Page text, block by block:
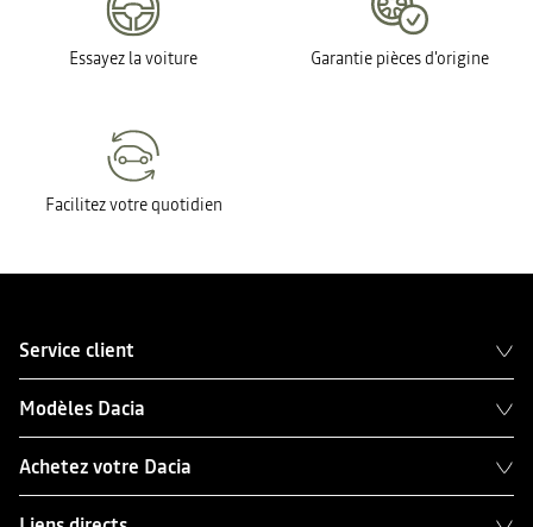
Essayez la voiture Garantie pièces d'origine
Facilitez votre quotidien
Service client
Modèles Dacia
Achetez votre Dacia